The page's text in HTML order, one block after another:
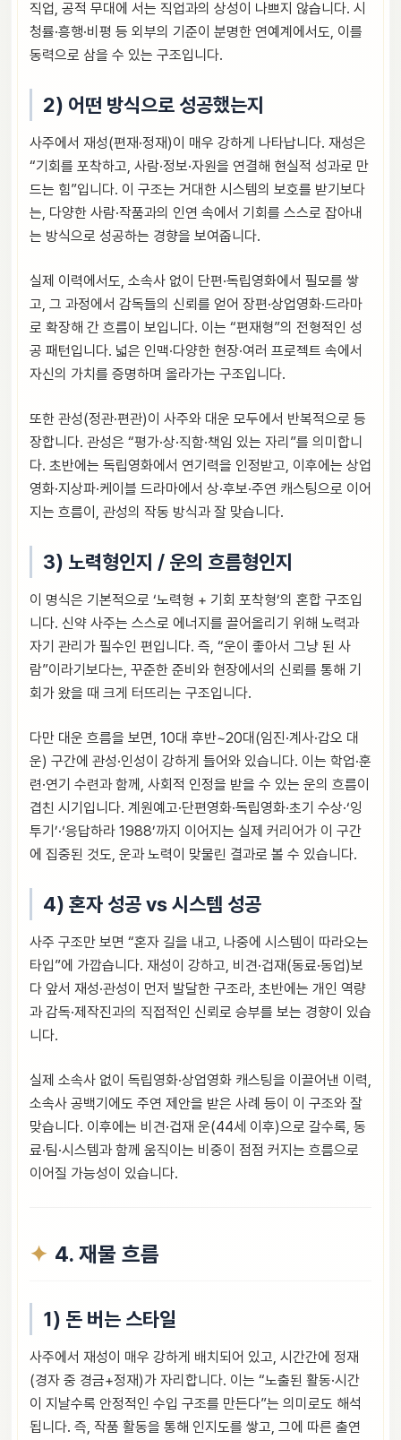
직업, 공적 무대에 서는 직업과의 상성이 나쁘지 않습니다. 시
청률·흥행·비평 등 외부의 기준이 분명한 연예계에서도, 이를
동력으로 삼을 수 있는 구조입니다.
2) 어떤 방식으로 성공했는지
사주에서 재성(편재·정재)이 매우 강하게 나타납니다. 재성은
“기회를 포착하고, 사람·정보·자원을 연결해 현실적 성과로 만
드는 힘”입니다. 이 구조는 거대한 시스템의 보호를 받기보다
는, 다양한 사람·작품과의 인연 속에서 기회를 스스로 잡아내
는 방식으로 성공하는 경향을 보여줍니다.
실제 이력에서도, 소속사 없이 단편·독립영화에서 필모를 쌓
고, 그 과정에서 감독들의 신뢰를 얻어 장편·상업영화·드라마
로 확장해 간 흐름이 보입니다. 이는 “편재형”의 전형적인 성
공 패턴입니다. 넓은 인맥·다양한 현장·여러 프로젝트 속에서
자신의 가치를 증명하며 올라가는 구조입니다.
또한 관성(정관·편관)이 사주와 대운 모두에서 반복적으로 등
장합니다. 관성은 “평가·상·직함·책임 있는 자리”를 의미합니
다. 초반에는 독립영화에서 연기력을 인정받고, 이후에는 상업
영화·지상파·케이블 드라마에서 상·후보·주연 캐스팅으로 이어
지는 흐름이, 관성의 작동 방식과 잘 맞습니다.
3) 노력형인지 / 운의 흐름형인지
이 명식은 기본적으로 ‘노력형 + 기회 포착형’의 혼합 구조입
니다. 신약 사주는 스스로 에너지를 끌어올리기 위해 노력과
자기 관리가 필수인 편입니다. 즉, “운이 좋아서 그냥 된 사
람”이라기보다는, 꾸준한 준비와 현장에서의 신뢰를 통해 기
회가 왔을 때 크게 터뜨리는 구조입니다.
다만 대운 흐름을 보면, 10대 후반~20대(임진·계사·갑오 대
운) 구간에 관성·인성이 강하게 들어와 있습니다. 이는 학업·훈
련·연기 수련과 함께, 사회적 인정을 받을 수 있는 운의 흐름이
겹친 시기입니다. 계원예고·단편영화·독립영화·초기 수상·‘잉
투기’·‘응답하라 1988’까지 이어지는 실제 커리어가 이 구간
에 집중된 것도, 운과 노력이 맞물린 결과로 볼 수 있습니다.
4) 혼자 성공 vs 시스템 성공
사주 구조만 보면 “혼자 길을 내고, 나중에 시스템이 따라오는
타입”에 가깝습니다. 재성이 강하고, 비견·겁재(동료·동업)보
다 앞서 재성·관성이 먼저 발달한 구조라, 초반에는 개인 역량
과 감독·제작진과의 직접적인 신뢰로 승부를 보는 경향이 있습
니다.
실제 소속사 없이 독립영화·상업영화 캐스팅을 이끌어낸 이력,
소속사 공백기에도 주연 제안을 받은 사례 등이 이 구조와 잘
맞습니다. 이후에는 비견·겁재 운(44세 이후)으로 갈수록, 동
료·팀·시스템과 함께 움직이는 비중이 점점 커지는 흐름으로
이어질 가능성이 있습니다.
4. 재물 흐름
1) 돈 버는 스타일
사주에서 재성이 매우 강하게 배치되어 있고, 시간간에 정재
(경자 중 경금+정재)가 자리합니다. 이는 “노출된 활동·시간
이 지날수록 안정적인 수입 구조를 만든다”는 의미로도 해석
됩니다. 즉, 작품 활동을 통해 인지도를 쌓고, 그에 따른 출연